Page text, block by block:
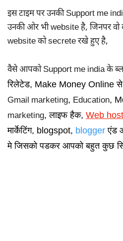
इस टाइम पर उनकी Support me
उनकी ओर भी website है, जिनपर वो
website को secrete रखे हुए है,
वैसे आपको Support me india के
रिलेटेड, Make Money Online
Gmail marketing, Education,
marketing, लाइफ हैक, Web
मार्केटिंग, blogspot, blogger एंड
मे जिसको पडकर आपको बहुत कुछ